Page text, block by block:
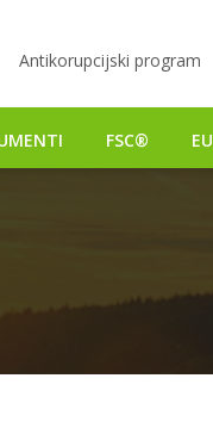
Antikorupcijski program
FSC®